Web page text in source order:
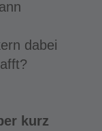
dabei
kurz